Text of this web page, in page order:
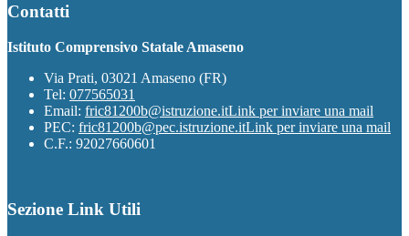
Contatti
Istituto Comprensivo Statale Amaseno
Via Prati, 03021 Amaseno (FR)
Tel: 077565031
Email: fric81200b@istruzione.itLink per inviare una mail
PEC: fric81200b@pec.istruzione.itLink per inviare una mail
C.F.: 92027660601
Sezione Link Utili